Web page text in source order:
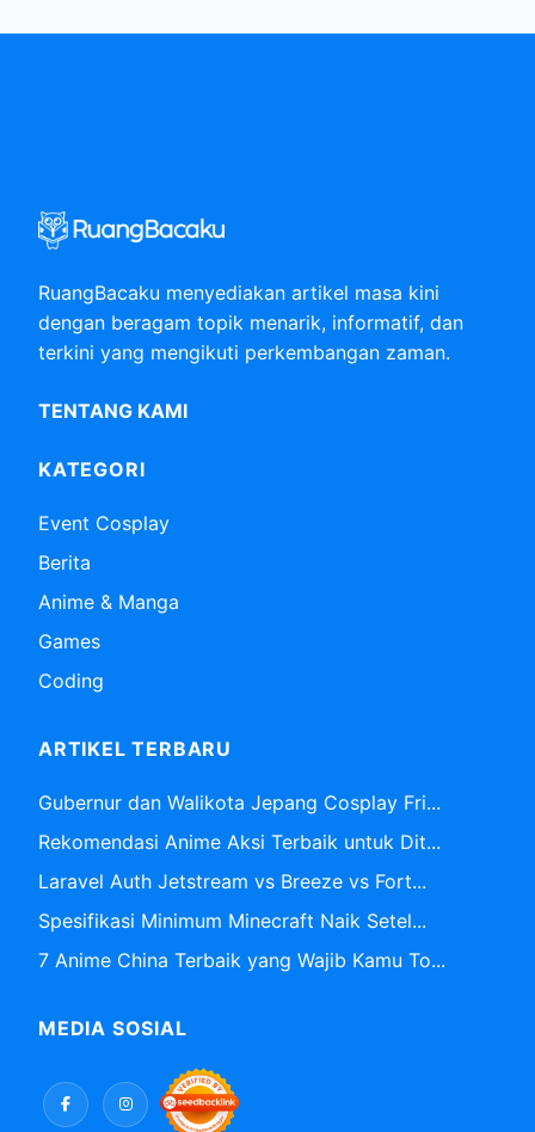
RuangBacaku menyediakan artikel masa kini
dengan beragam topik menarik, informatif, dan
terkini yang mengikuti perkembangan zaman.
TENTANG KAMI
KATEGORI
Event Cosplay
Berita
Anime & Manga
Games
Coding
ARTIKEL TERBARU
Gubernur dan Walikota Jepang Cosplay Fri...
Rekomendasi Anime Aksi Terbaik untuk Dit...
Laravel Auth Jetstream vs Breeze vs Fort...
Spesifikasi Minimum Minecraft Naik Setel...
7 Anime China Terbaik yang Wajib Kamu To...
MEDIA SOSIAL